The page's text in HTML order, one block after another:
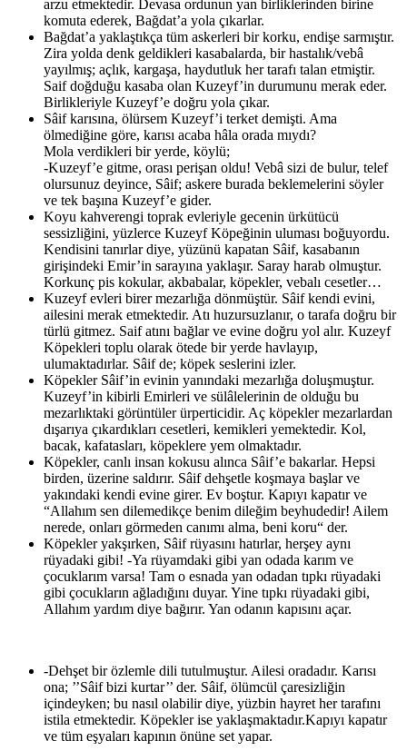
arzu etmektedir. Devasa ordunun yan birliklerinden birine
komuta ederek, Bağdat’a yola çıkarlar.
Bağdat’a yaklaştıkça tüm askerleri bir korku, endişe sarmıştır.
Zira yolda denk geldikleri kasabalarda, bir hastalık/vebâ
yayılmış; açlık, kargaşa, haydutluk her tarafı talan etmiştir.
Saif doğduğu kasaba olan Kuzeyf’in durumunu merak eder.
Birlikleriyle Kuzeyf’e doğru yola çıkar.
Sâif karısına, ölürsem Kuzeyf’i terket demişti. Ama
ölmediğine göre, karısı acaba hâla orada mıydı?
Mola verdikleri bir yerde, köylü;
-Kuzeyf’e gitme, orası perişan oldu! Vebâ sizi de bulur, telef
olursunuz deyince, Sâif; askere burada beklemelerini söyler
ve tek başına Kuzeyf’e gider.
Koyu kahverengi toprak evleriyle gecenin ürkütücü
sessizliğini, yüzlerce Kuzeyf Köpeğinin uluması boğuyordu.
Kendisini tanırlar diye, yüzünü kapatan Sâif, kasabanın
girişindeki Emir’in sarayına yaklaşır. Saray harab olmuştur.
Korkunç pis kokular, akbabalar, köpekler, vebalı cesetler…
Kuzeyf evleri birer mezarlığa dönmüştür. Sâif kendi evini,
ailesini merak etmektedir. Atı huzursuzlanır, o tarafa doğru bir
türlü gitmez. Saif atını bağlar ve evine doğru yol alır. Kuzeyf
Köpekleri toplu olarak ötede bir yerde havlayıp,
ulumaktadırlar. Sâif de; köpek seslerini izler.
Köpekler Sâif’in evinin yanındaki mezarlığa doluşmuştur.
Kuzeyf’in kibirli Emirleri ve sülâlelerinin de olduğu bu
mezarlıktaki görüntüler ürperticidir. Aç köpekler mezarlardan
dışarıya çıkardıkları cesetleri, kemikleri yemektedir. Kol,
bacak, kafatasları, köpeklere yem olmaktadır.
Köpekler, canlı insan kokusu alınca Sâif’e bakarlar. Hepsi
birden, üzerine saldırır. Sâif dehşetle koşmaya başlar ve
yakındaki kendi evine girer. Ev boştur. Kapıyı kapatır ve
“Allahım sen dilemedikçe benim dileğim beyhudedir! Ailem
nerede, onları görmeden canımı alma, beni koru“ der.
Köpekler yakşırken, Sâif rüyasını hatırlar, herşey aynı
rüyadaki gibi! -Ya rüyamdaki gibi yan odada karım ve
çocuklarım varsa! Tam o esnada yan odadan tıpkı rüyadaki
gibi çocukların ağladığını duyar. Yine tıpkı rüyadaki gibi,
Allahım yardım diye bağırır. Yan odanın kapısını açar.
-Dehşet bir özlemle dili tutulmuştur. Ailesi oradadır. Karısı
ona; ’’Sâif bizi kurtar’’ der. Sâif, ölümcül çaresizliğin
içindeyken; bu nasıl olabilir diye, yüzbin hayret her tarafını
istila etmektedir. Köpekler ise yaklaşmaktadır.Kapıyı kapatır
ve tüm eşyaları kapının önüne set yapar.